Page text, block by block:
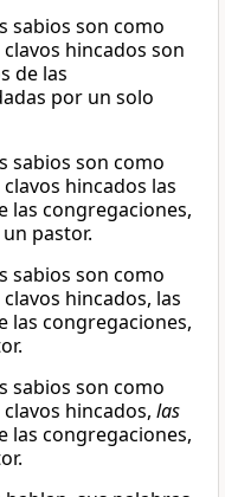
sabios son como
hincados son
de las
por un solo
sabios son como
hincados las
las congregaciones,
pastor.
sabios son como
hincados, las
las congregaciones,
sabios son como
hincados, las
las congregaciones,